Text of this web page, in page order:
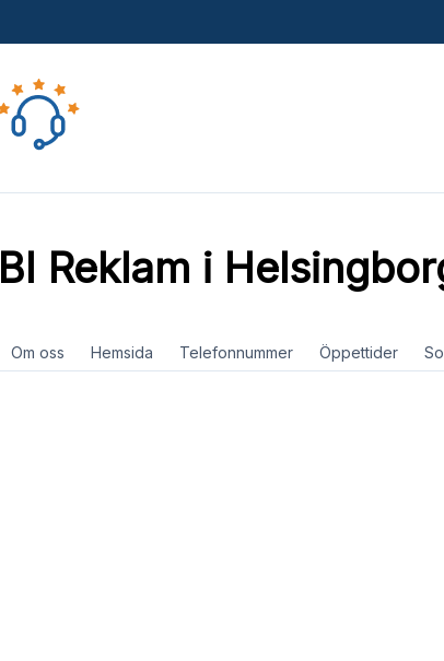
BI Reklam i
Om oss Hemsida Telefonnummer Öppettider